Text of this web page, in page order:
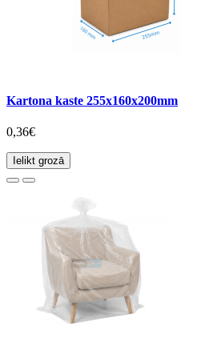
Kartona kaste 255x160x200mm
0,36€
Ielikt grozā